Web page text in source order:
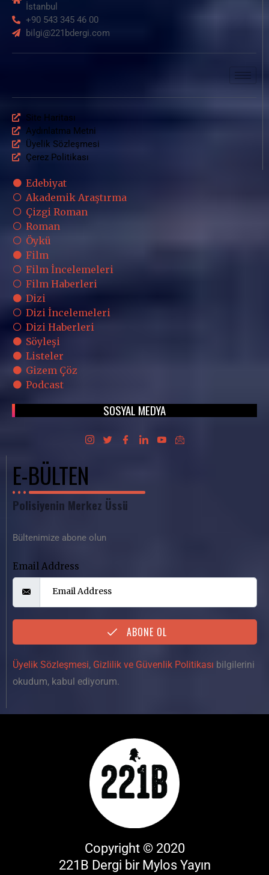
İstanbul
+90 543 345 46 00
bilgi@221bdergi.com
Site Haritası
Aydınlatma Metni
Üyelik Sözleşmesi
Çerez Politikası
Edebiyat
Akademik Araştırma
Çizgi Roman
Roman
Öykü
Film
Film İncelemeleri
Film Haberleri
Dizi
Dizi İncelemeleri
Dizi Haberleri
Söyleşi
Listeler
Gizem Çöz
Podcast
SOSYAL MEDYA
E-BÜLTEN
Polisiyenin Merkez Üssü
Bültenimize abone olun
Email Address
ABONE OL
Üyelik Sözleşmesi, Gizlilik ve Güvenlik Politikası bilgilerini
okudum, kabul ediyorum.
Copyright © 2020
221B Dergi bir Mylos Yayın